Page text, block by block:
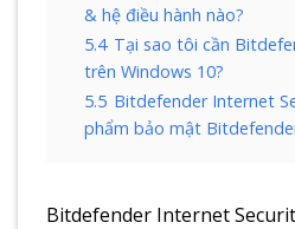
& hệ điều hành nào?
5.4 Tại sao tôi cần
trên Windows 10?
5.5 Bitdefender Internet
phẩm bảo mật
Bitdefender Internet